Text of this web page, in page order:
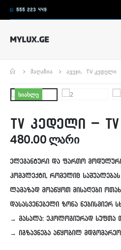
555 223 449
ᲛᲐᲦᲐᲖᲘᲐ ᲐᲕᲔᲯᲘ, TV ᲙᲔᲓᲔᲚᲘ
ᲡᲘᲐᲮᲚᲔ
TV კედელი –
480.00ლარი
ელეგანტური და ფართო მოდულური
კომპლექტი, რომელიც საშუალებას
ლამაზად მოაწყოთ მისაღები
დასასვენებელი ზონა ნებისმიერ
→ მასალა: ეკოლოგიურად სუფთა
→ იგზავნება აწყობილ